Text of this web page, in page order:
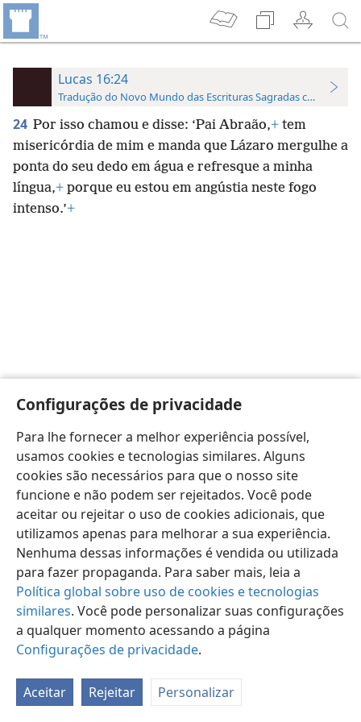
Configurações de privacidade
Para lhe fornecer a melhor experiência possível,
usamos cookies e tecnologias similares. Alguns
cookies são necessários para que o nosso site
funcione e não podem ser rejeitados. Você pode
aceitar ou rejeitar o uso de cookies adicionais, que
utilizamos apenas para melhorar a sua experiência.
Nenhuma dessas informações é vendida ou utilizada
para fazer propaganda. Para saber mais, leia a
Política global sobre uso de cookies e tecnologias
similares. Você pode personalizar suas configurações
a qualquer momento acessando a página
Configurações de privacidade.
Aceitar Rejeitar Personalizar
Lucas 16:24
Tradução do Novo Mundo das Escrituras Sagradas com
24 Por isso chamou e disse: ‘Pai Abraão,+ tem
misericórdia de mim e manda que Lázaro mergulhe a
ponta do seu dedo em água e refresque a minha
língua,+ porque eu estou em angústia neste fogo
intenso.’+
Português (Brasil) Preferências
Copyright© 2026 Watch Tower Bible and Tract Society of Pennsylvania
Termos de Uso
Política de Privacidade
Configurações de Privacidade
JW.ORG Login